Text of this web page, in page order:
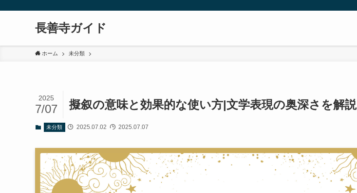
長善寺ガイド
ホーム 未分類
擬叙の意味と効果的な使い方|文学表現の奥深さを解説
2025
7/07
未分類 2025.07.02 2025.07.07